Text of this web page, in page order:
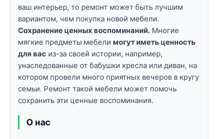
ваш интерьер, то ремонт может быть лучшим
вариантом, чем покупка новой мебели.
Сохранение ценных воспоминаний. Многие
мягкие предметы мебели могут иметь ценность
для вас из-за своей истории, например,
унаследованные от бабушки кресла или диван, на
котором провели много приятных вечеров в кругу
семьи. Ремонт такой мебели может помочь
сохранить эти ценные воспоминания.
О нас